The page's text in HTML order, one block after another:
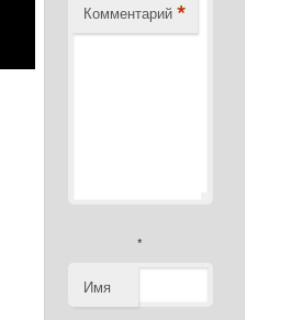
Комментарий *
Имя
*